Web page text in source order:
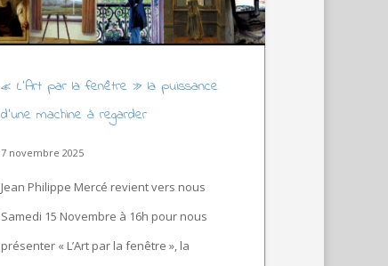
« L’Art par la fenêtre » la puissance
d’une machine à regarder
7 novembre 2025
Jean Philippe Mercé revient vers nous
Samedi 15 Novembre à 16h pour nous
présenter « L’Art par la fenêtre », la